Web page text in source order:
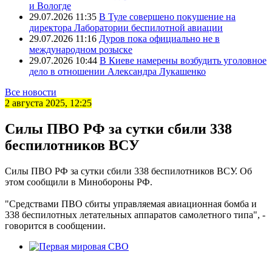
и Вологде
29.07.2026 11:35 В Туле совершено покушение на
директора Лаборатории беспилотной авиации
29.07.2026 11:16 Дуров пока официально не в
международном розыске
29.07.2026 10:44 В Киеве намерены возбудить уголовное
дело в отношении Александра Лукашенко
Все новости
2 августа 2025, 12:25
Силы ПВО РФ за сутки сбили 338
беспилотников ВСУ
Силы ПВО РФ за сутки сбили 338 беспилотников ВСУ. Об
этом сообщили в Минобороны РФ.
"Средствами ПВО сбиты управляемая авиационная бомба и
338 беспилотных летательных аппаратов самолетного типа", -
говорится в сообщении.